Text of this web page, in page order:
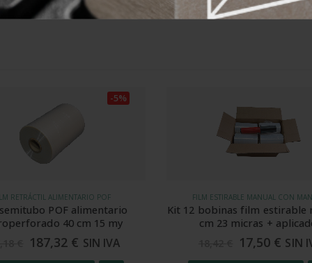
ESTIRABLE MANUAL CON MANDRIL
film estirable mini 12,5
23 micras + aplicador
17,50€ SIN IVA
-5%
FILM ALIMENTARIO BOPP
Film semitubo BOPP
microperforado 20 cm 20
52,95 € SIN